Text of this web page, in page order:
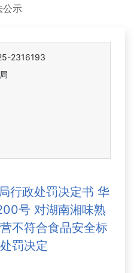
公示
2316193
行政处罚决定书 华
号 对湖南湘味熟
不符合食品安全标
罚决定